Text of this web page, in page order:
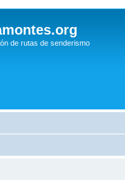
de rutas de senderismo